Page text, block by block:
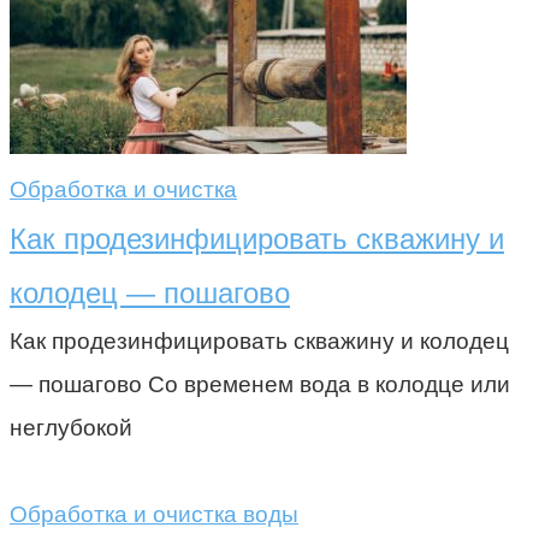
Обработка и очистка
Как продезинфицировать скважину и
колодец — пошагово
Как продезинфицировать скважину и колодец
— пошагово Со временем вода в колодце или
неглубокой
Обработка и очистка воды